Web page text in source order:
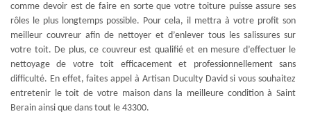
comme devoir est de faire en sorte que votre toiture puisse assure ses
rôles le plus longtemps possible. Pour cela, il mettra à votre profit son
meilleur couvreur afin de nettoyer et d’enlever tous les salissures sur
votre toit. De plus, ce couvreur est qualifié et en mesure d’effectuer le
nettoyage de votre toit efficacement et professionnellement sans
difficulté. En effet, faites appel à Artisan Duculty David si vous souhaitez
entretenir le toit de votre maison dans la meilleure condition à Saint
Berain ainsi que dans tout le 43300.